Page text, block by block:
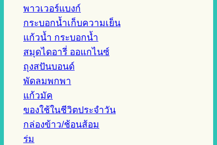
พาวเวอร์แบงก์
กระบอกน้ำเก็บความเย็น
แก้วน้ำ กระบอกน้ำ
สมุดไดอารี่ ออแกไนซ์
ถุงสปันบอนด์
พัดลมพกพา
แก้วมัค
ของใช้ในชีวิตประจำวัน
กล่องข้าว/ช้อนส้อม
ร่ม